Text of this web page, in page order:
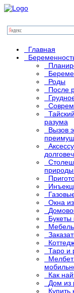
Главная
Роды
После
разума
Вызов
Окна
Букеты
Мебель
Таро и
Как
Дом из
Купить